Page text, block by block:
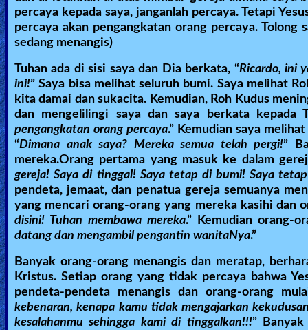
percaya kepada saya, janganlah percaya. Tetapi
percaya akan pengangkatan orang percaya. Tolong
sedang menangis)
Tuhan ada di sisi saya dan Dia berkata, “Ricardo, ini
ini!” Saya bisa melihat seluruh bumi. Saya melihat
kita damai dan sukacita. Kemudian, Roh Kudus
dan mengelilingi saya dan saya berkata kepada
pengangkatan orang percaya.” Kemudian saya
“Dimana anak saya? Mereka semua telah pergi!”
mereka.Orang pertama yang masuk ke dalam
gereja! Saya di tinggal! Saya tetap di bumi! Saya
pendeta, jemaat, dan penatua gereja semuanya
yang mencari orang-orang yang mereka kasihi dan
disini! Tuhan membawa mereka.” Kemudian orang-
datang dan mengambil pengantin wanitaNya.”
Banyak orang-orang menangis dan meratap,
Kristus. Setiap orang yang tidak percaya bahwa
pendeta-pendeta menangis dan orang-orang
kebenaran, kenapa kamu tidak mengajarkan
kesalahanmu sehingga kami di tinggalkan!!!”